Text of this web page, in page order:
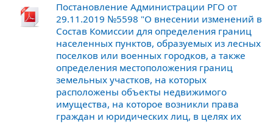
Постановление Администрации РГО от
29.11.2019 №5598 "О внесении изменений в
Состав Комиссии для определения границ
населенных пунктов, образуемых из лесных
поселков или военных городков, а также
определения местоположения границ
земельных участков, на которых
расположены объекты недвижимого
имущества, на которое возникли права
граждан и юридических лиц, в целях их